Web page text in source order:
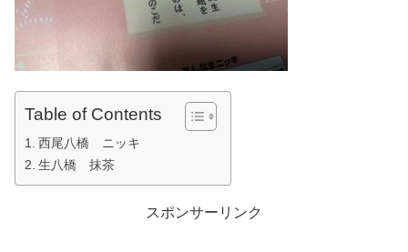
Table of Contents
西尾八橋 ニッキ
生八橋 抹茶
スポンサーリンク